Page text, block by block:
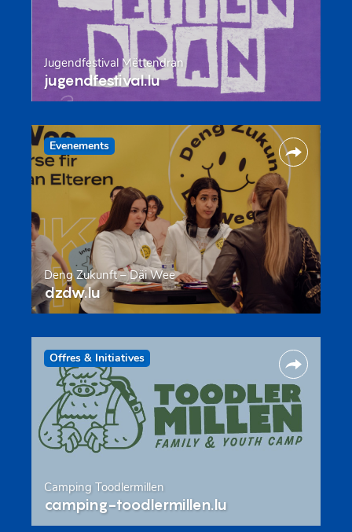
Jugendfestival Mëttendran
jugendfestival.lu
Evenements
Deng Zukunft – Däi Wee
dzdw.lu
Offres & Initiatives
Camping Toodlermillen
camping-toodlermillen.lu